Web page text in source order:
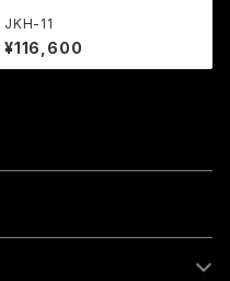
JKH-11
¥116,600